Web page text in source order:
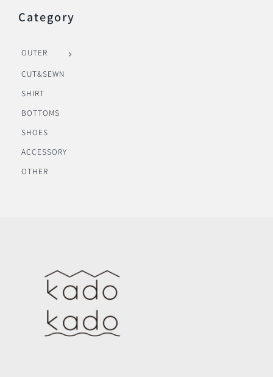
Category
OUTER
CUT&SEWN
SHIRT
BOTTOMS
SHOES
ACCESSORY
OTHER